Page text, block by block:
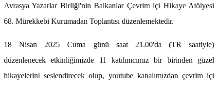
Avrasya Yazarlar Birliği'nin Balkanlar Çevrim içi Hikaye Atölyesi
68. Mürekkebi Kurumadan Toplantısı düzenlemektedir.
18 Nisan 2025 Cuma günü saat 21.00'da (TR saatiyle)
düzenlenecek etkinliğimizde 11 katılımcımız bir birinden güzel
hikayelerini seslendirecek olup, youtube kanalımızdan çevrim içi